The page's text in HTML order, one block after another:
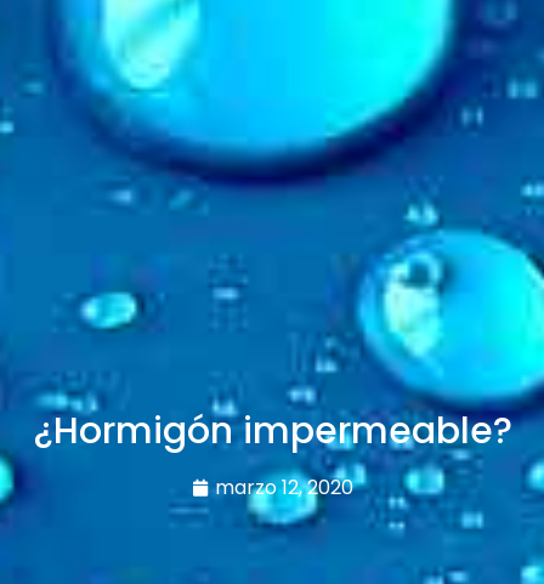
¿Hormigón impermeable?
marzo 12, 2020